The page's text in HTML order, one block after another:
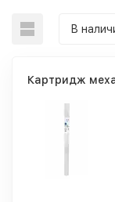
В
Картридж